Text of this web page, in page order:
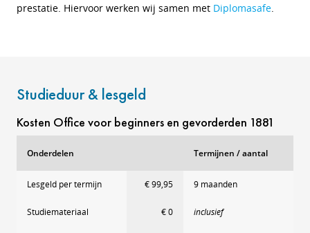
prestatie. Hiervoor werken wij samen met Diplomasafe.
Studieduur & lesgeld
Kosten Office voor beginners en gevorderden 1881
Onderdelen Termijnen / aantal
Lesgeld per termijn € 99,95 9 maanden
Studiemateriaal € 0 inclusief